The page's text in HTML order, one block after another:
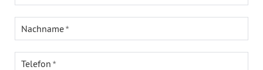
Nachname
Telefon